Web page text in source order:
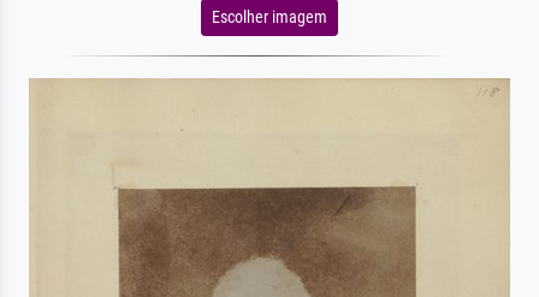
Escolher imagem